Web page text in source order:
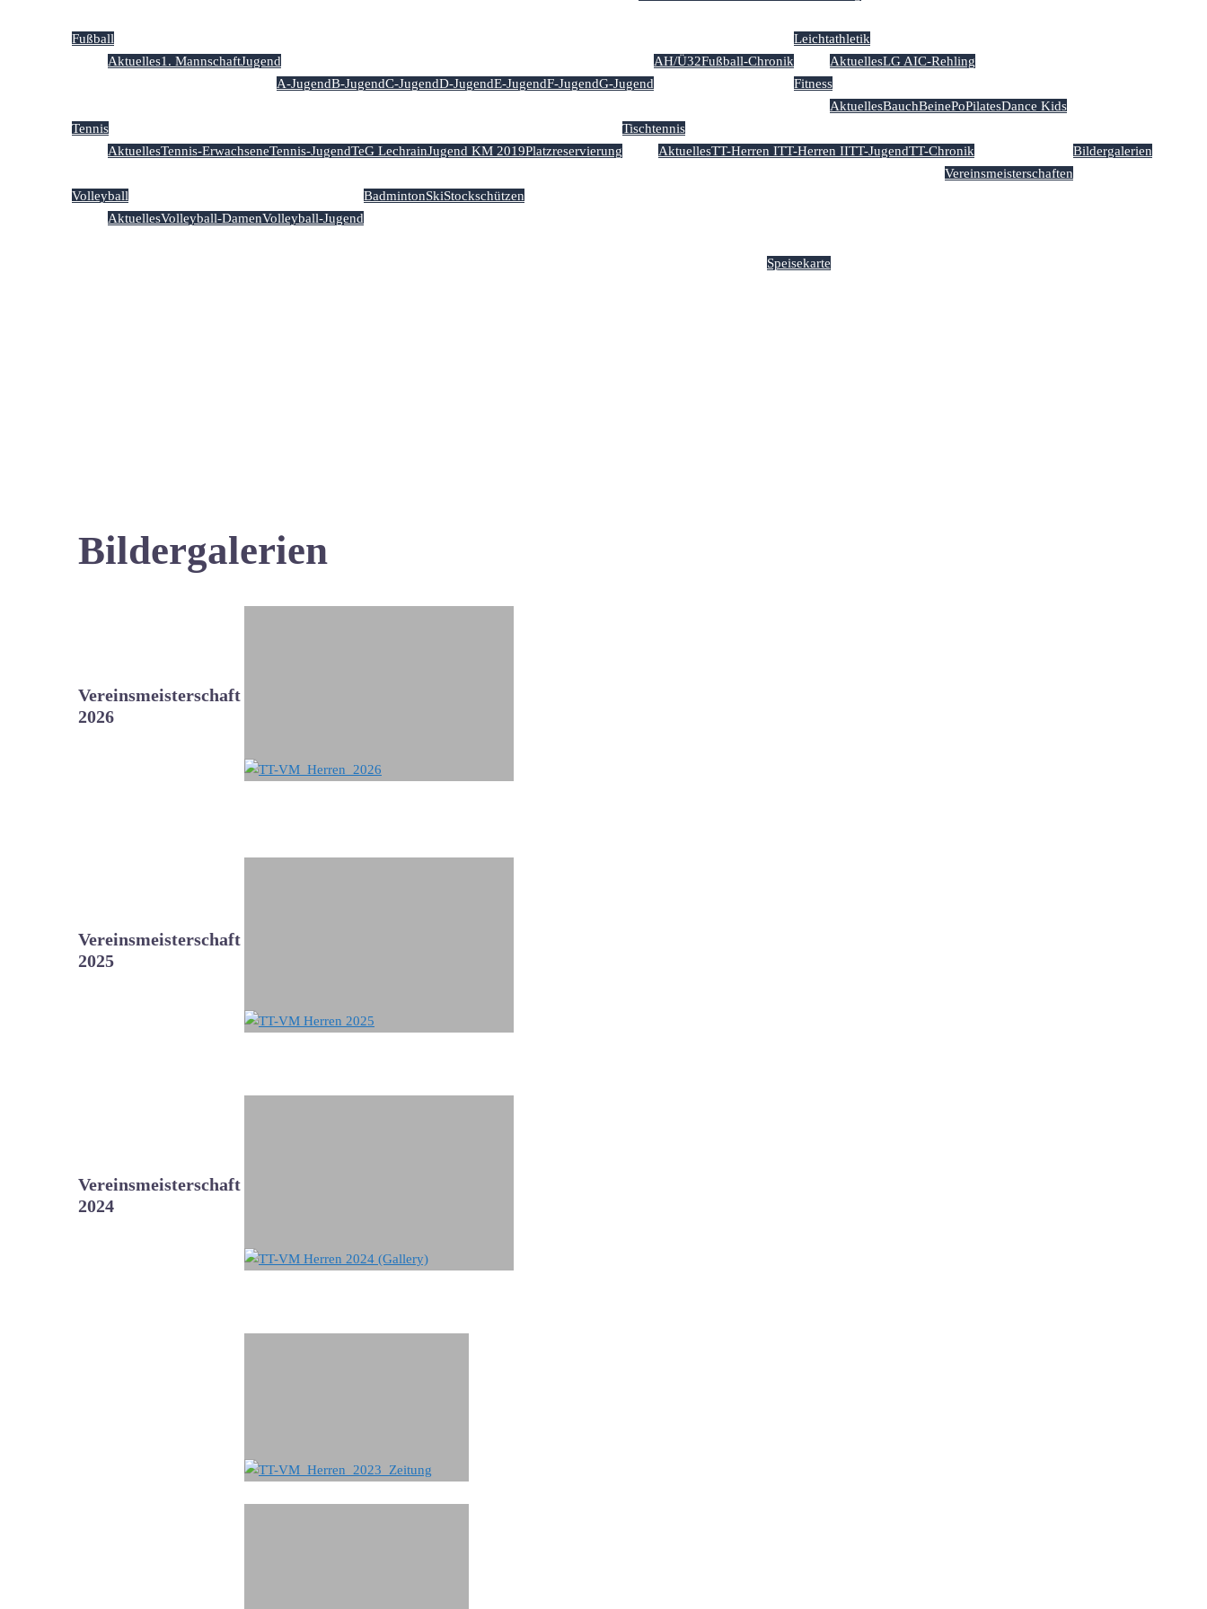
Fußball
Aktuelles1. MannschaftJugend
A-JugendB-JugendC-JugendD-JugendE-JugendF-JugendG-Jugend
AH/Ü32Fußball-Chronik
Leichtathletik
AktuellesLG AIC-Rehling
Fitness
AktuellesBauchBeinePoPilatesDance Kids
Tennis
AktuellesTennis-ErwachseneTennis-JugendTeG LechrainJugend KM 2019Platzreservierung
Tischtennis
AktuellesTT-Herren ITT-Herren IITT-JugendTT-Chronik
Vereinsmeisterschaften
Bildergalerien
Volleyball
AktuellesVolleyball-DamenVolleyball-Jugend
BadmintonSkiStockschützen
Speisekarte
Bildergalerien
Vereinsmeisterschaft
2026
Vereinsmeisterschaft
2025
Vereinsmeisterschaft
2024